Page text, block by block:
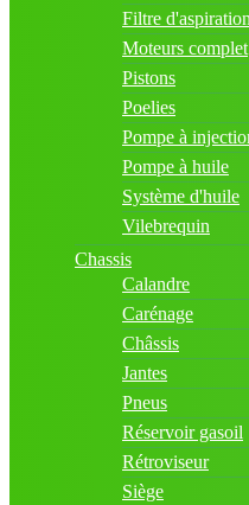
Filtre
Moteurs complet
Pistons
Poelies
Pompe à
Pompe à huile
Système d'huile
Vilebrequin
Chassis
Calandre
Carénage
Châssis
Jantes
Pneus
Réservoir gasoil
Rétroviseur
Siège